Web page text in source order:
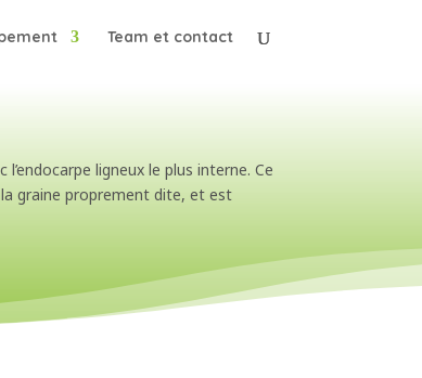
Team et contact
ligneux le plus interne. Ce
la graine proprement dite, et est